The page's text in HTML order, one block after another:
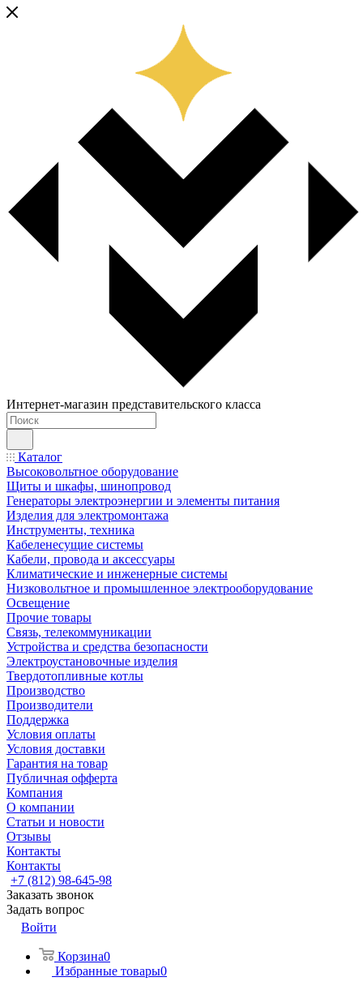
Интернет-магазин представительского класса
Каталог
Высоковольтное оборудование
Щиты и шкафы, шинопровод
Генераторы электроэнергии и элементы питания
Изделия для электромонтажа
Инструменты, техника
Кабеленесущие системы
Кабели, провода и аксессуары
Климатические и инженерные системы
Низковольтное и промышленное электрооборудование
Освещение
Прочие товары
Связь, телекоммуникации
Устройства и средства безопасности
Электроустановочные изделия
Твердотопливные котлы
Производство
Производители
Поддержка
Условия оплаты
Условия доставки
Гарантия на товар
Публичная офферта
Компания
О компании
Статьи и новости
Отзывы
Контакты
Контакты
+7 (812) 98-645-98
Заказать звонок
Задать вопрос
Войти
Корзина0
Избранные товары0